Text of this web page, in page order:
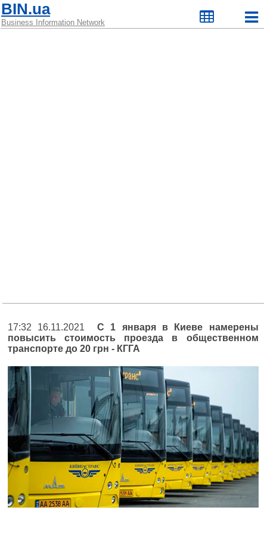
BIN.ua
Business Information Network
17:32 16.11.2021 С 1 января в Киеве намерены
повысить стоимость проезда в общественном
транспорте до 20 грн - КГГА